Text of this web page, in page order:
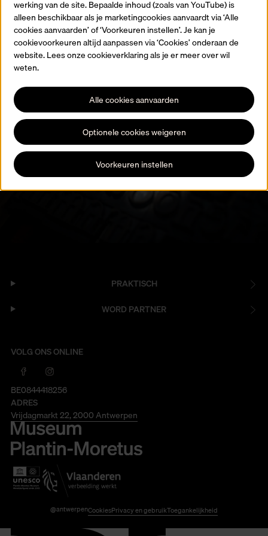
Terug naar de homepagina
Blijf op de hoogte
Registreer je voor onze nieuwsbrief en blijf op de hoogte van alle
expo’s, activiteiten en evenementen.
Schrijf je in
PRAKTISCH
WORD PARTNER
VOLG ONS ONLINE
BE0844418256
ADRES
Vrijdagmarkt 22, 2000 Antwerpen
@antwerpenCookiesPrivacy en gebruikToegankelijkheid
werking van de site. Bepaalde inhoud (zoals van YouTube) is
alleen beschikbaar als je marketingcookies aanvaardt via ‘Alle
cookies aanvaarden’ of ‘Voorkeuren instellen’. Je kan je
cookievoorkeuren altijd aanpassen via ‘Cookies’ onderaan de
website. Lees onze cookieverklaring als je er meer over wil
weten.
Alle cookies aanvaarden
Optionele cookies weigeren
Voorkeuren instellen